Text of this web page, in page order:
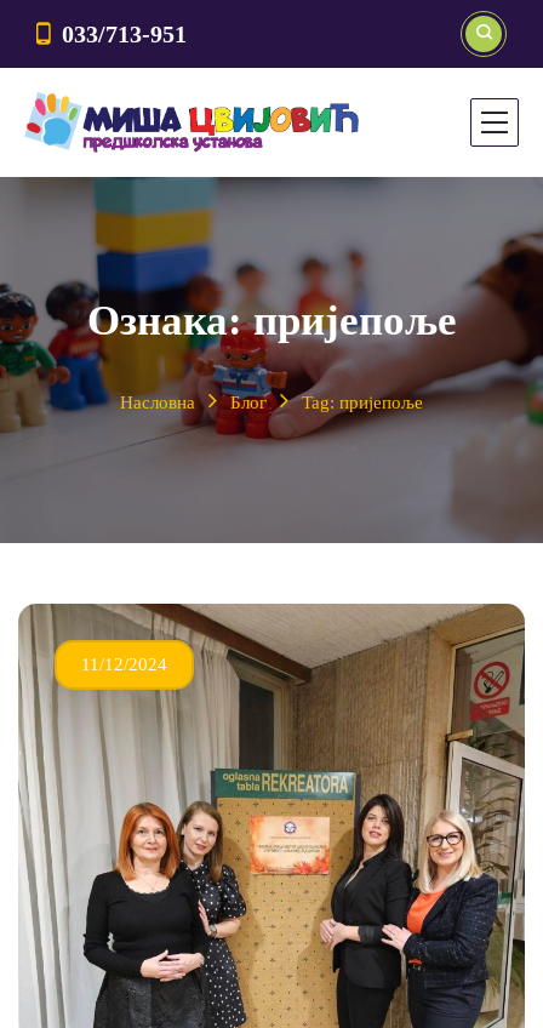
033/713-951
Ознака:пријепоље
Насловна Блог Tag: пријепоље
11/12/2024